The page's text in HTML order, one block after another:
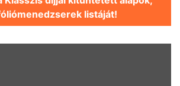
listáját!